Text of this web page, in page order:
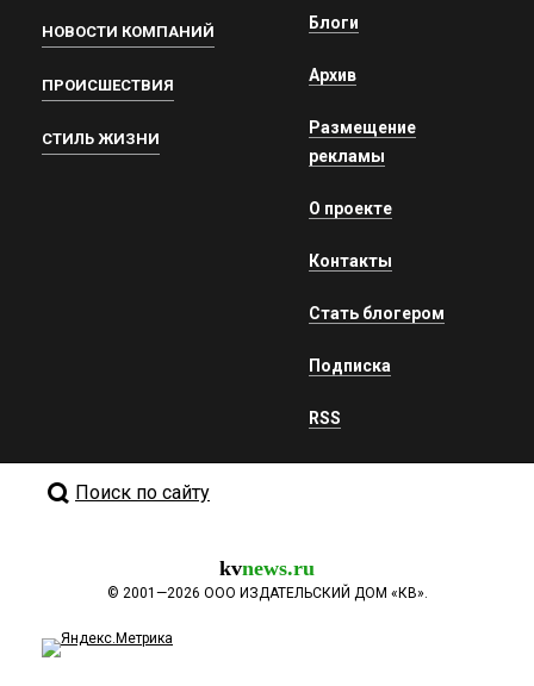
НОВОСТИ КОМПАНИЙ
ПРОИСШЕСТВИЯ
СТИЛЬ ЖИЗНИ
Блоги
Архив
Размещение
рекламы
О проекте
Контакты
Стать блогером
Подписка
RSS
Поиск по сайту
kvnews.ru
© 2001—2026 ООО ИЗДАТЕЛЬСКИЙ ДОМ «КВ».